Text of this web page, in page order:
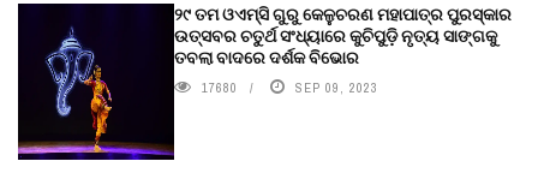
୨୯ ତମ ଓଏମ୍‌ସି ଗୁରୁ କେଳୁଚରଣ ମହାପାତ୍ର ପୁରସ୍କାର
ଉତ୍ସବର ଚତୁର୍ଥ ସଂଧ୍ୟାରେ କୁଚିପୁଡ଼ି ନୃତ୍ୟ ସାଙ୍ଗକୁ
ତବଲା ବାଦରେ ଦର୍ଶକ ବିଭୋର
17680 SEP 09, 2023